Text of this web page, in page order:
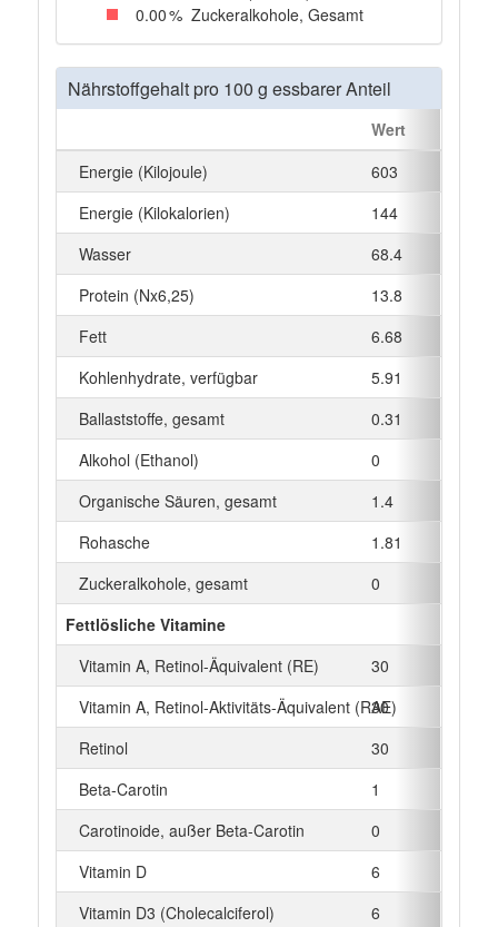
0.00% Zuckeralkohole, Gesamt
Nährstoffgehalt pro 100 g essbarer Anteil
Wert
Energie (Kilojoule)
603
Energie (Kilokalorien)
144
Wasser
68.4
Protein (Nx6,25)
13.8
Fett
6.68
Kohlenhydrate, verfügbar
5.91
Ballaststoffe, gesamt
0.31
Alkohol (Ethanol)
0
Organische Säuren, gesamt
1.4
Rohasche
1.81
Zuckeralkohole, gesamt
0
Fettlösliche Vitamine
Vitamin A, Retinol-Äquivalent (RE)
30
Vitamin A, Retinol-Aktivitäts-Äquivalent (RAE)
30
Retinol
30
Beta‑Carotin
1
Carotinoide, außer Beta-Carotin
0
Vitamin D
6
Vitamin D3 (Cholecalciferol)
6